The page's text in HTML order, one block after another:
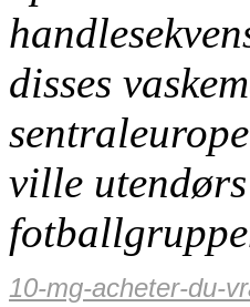
disses
ville
10-mg-acheter-du-